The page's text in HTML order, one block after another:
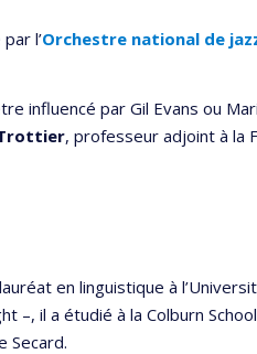
l’Orchestre national de
influencé par Gil Evans ou
Trottier, professeur adjoint à la
en linguistique à
–, il a étudié à la Colburn
Secard.